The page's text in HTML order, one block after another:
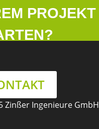
PROJEKT
Zinßer Ingenieure GmbH